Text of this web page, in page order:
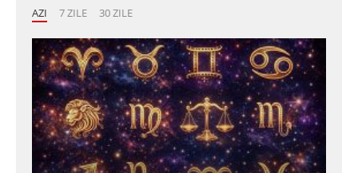
AZI 7 ZILE 30 ZILE